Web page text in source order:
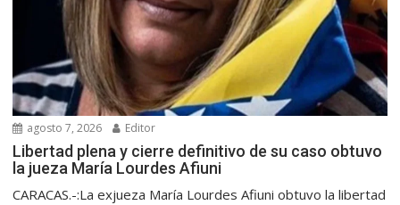
agosto 7, 2026 Editor
Libertad plena y cierre definitivo de su caso obtuvo
la jueza María Lourdes Afiuni
CARACAS.-:La exjueza María Lourdes Afiuni obtuvo la libertad